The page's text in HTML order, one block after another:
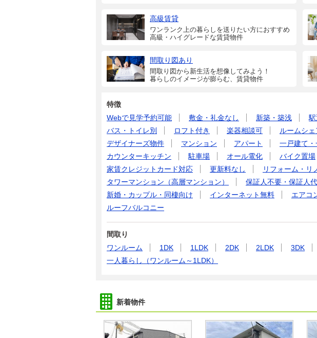
高級賃貸
ワンランク上の暮らしを送りたい方におすすめ
高級・ハイグレードな賃貸物件
間取り図あり
間取り図から新生活を想像してみよう！
暮らしのイメージが膨らむ、賃貸物件
特徴
Webで見学予約可能
敷金・礼金なし 新築・築浅
バス・トイレ別
ロフト付き 楽器相談可 ルームシェ
デザイナーズ物件
マンション アパート 一戸建て・
カウンターキッチン
駐車場 オール電化 バイク置場
家賃クレジットカード対応
更新料なし
リフォーム・リ
タワーマンション（高層マンション）
保証人不要・保証人
新婚・カップル・同棲向け
インターネット無料 エアコ
ルーフバルコニー
間取り
ワンルーム
1DK 1LDK 2DK 2LDK 3DK
一人暮らし（ワンルーム～1LDK）
新着物件